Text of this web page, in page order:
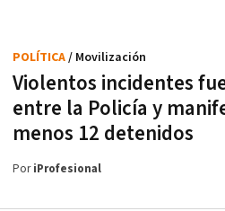
Violentos incidentes
entre la Policía y
menos 12 detenidos
POLÍTICA/ Movilización
PoriProfesional